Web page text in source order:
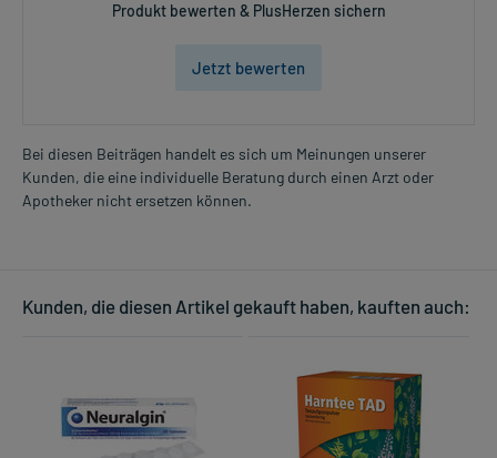
Produkt bewerten & PlusHerzen sichern
Jetzt bewerten
Bei diesen Beiträgen handelt es sich um Meinungen unserer
Kunden, die eine individuelle Beratung durch einen Arzt oder
Apotheker nicht ersetzen können.
Kunden, die diesen Artikel gekauft haben, kauften auch: